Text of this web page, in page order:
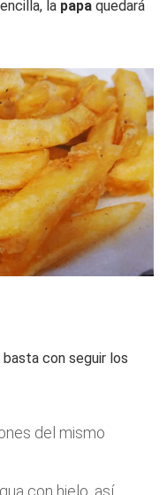
la papa quedará
basta con seguir los
del mismo
con hielo, así